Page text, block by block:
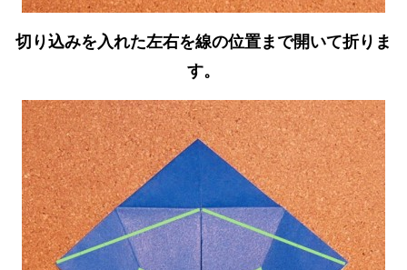
切り込みを入れた左右を線の位置まで開いて折りま
す。